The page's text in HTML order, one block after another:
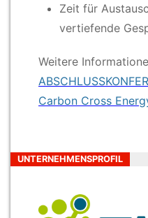
Zeit für
vertiefende
Weitere
Carbon Cross
UNTERNEHMENSPROFIL